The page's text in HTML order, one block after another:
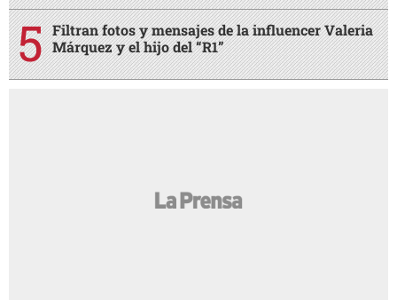
Filtran fotos y mensajes de la influencer Valeria
Márquez y el hijo del “R1”